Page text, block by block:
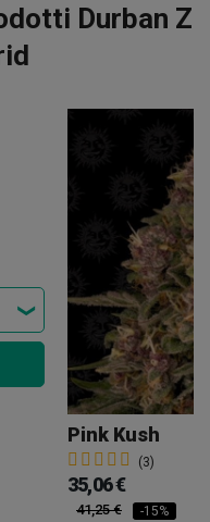
Durban Z
Pink Kush
(3)
35,06 €
41,25 € -15%